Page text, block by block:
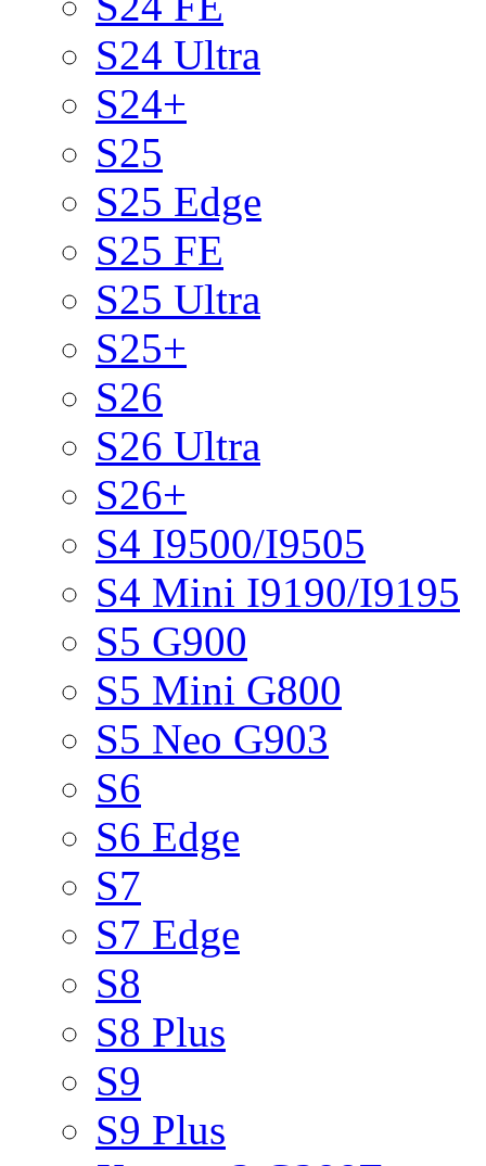
S24 Ultra
S24+
S25
S25 Edge
S25 FE
S25 Ultra
S25+
S26
S26 Ultra
S26+
S4 I9500/I9505
S4 Mini I9190/I9195
S5 G900
S5 Mini G800
S5 Neo G903
S6
S6 Edge
S7
S7 Edge
S8
S8 Plus
S9
S9 Plus